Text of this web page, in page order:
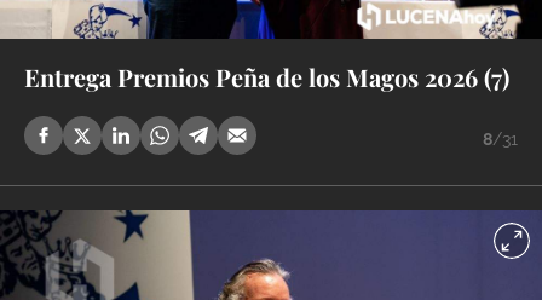
Entrega Premios Peña de los Magos 2026 (7)
8/31